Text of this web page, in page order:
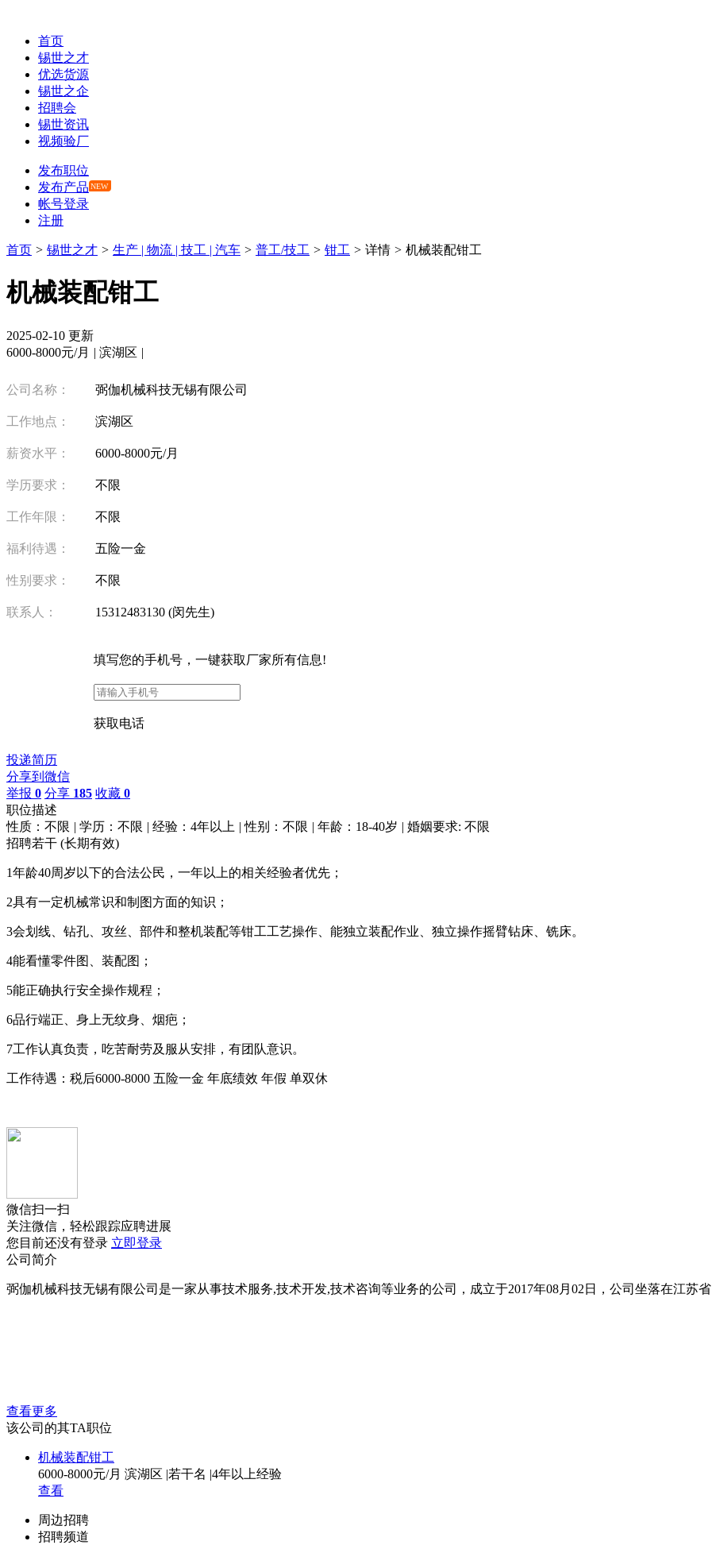
首页
锡世之才
优选货源
锡世之企
招聘会
锡世资讯
视频验厂
发布职位
发布产品 NEW
帐号登录
注册
首页 > 锡世之才 > 生产 | 物流 | 技工 | 汽车 > 普工/技工 > 钳工 > 详情 > 机械装配钳工
机械装配钳工
2025-02-10 更新
6000-8000元/月 | 滨湖区 |
公司名称： 弼伽机械科技无锡有限公司
工作地点： 滨湖区
薪资水平： 6000-8000元/月
学历要求： 不限
工作年限： 不限
福利待遇： 五险一金
性别要求： 不限
联系人： 15312483130 (闵先生)
填写您的手机号 ，一键获取厂家所有信息!
获取电话
投递简历
分享到微信
举报 0 分享 185 收藏 0
职位描述
性质：不限 | 学历：不限 | 经验：4年以上 | 性别：不限 | 年龄：18-40岁 | 婚姻要求: 不限
招聘若干 (长期有效)
1年龄40周岁以下的合法公民，一年以上的相关经验者优先；
2具有一定机械常识和制图方面的知识；
3会划线、钻孔、攻丝、部件和整机装配等钳工工艺操作、能独立装配作业、独立操作摇臂钻床、铣床。
4能看懂零件图、装配图；
5能正确执行安全操作规程；
6品行端正、身上无纹身、烟疤；
7工作认真负责，吃苦耐劳及服从安排，有团队意识。
工作待遇：税后6000-8000 五险一金 年底绩效 年假 单双休
微信扫一扫
关注微信，轻松跟踪应聘进展
您目前还没有登录 立即登录
公司简介
弼伽机械科技无锡有限公司是一家从事技术服务,技术开发,技术咨询等业务的公司，成立于2017年08月02日，公司坐落在江苏省
查看更多
该公司的其TA职位
机械装配钳工
6000-8000元/月 滨湖区 |若干名 |4年以上经验
查看
周边招聘
招聘频道